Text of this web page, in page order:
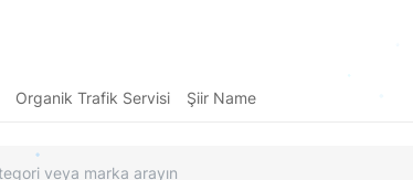
Organik Trafik Servisi Şiir Name